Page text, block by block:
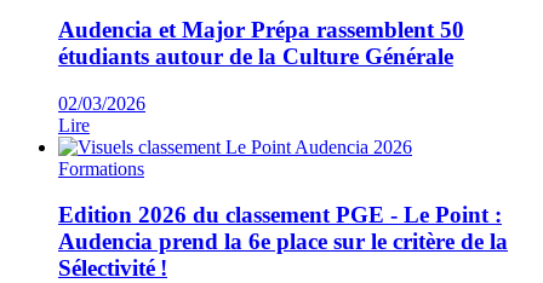
Audencia et Major Prépa rassemblent 50
étudiants autour de la Culture Générale
02/03/2026
Lire
Formations
Edition 2026 du classement PGE - Le Point :
Audencia prend la 6e place sur le critère de la
Sélectivité !